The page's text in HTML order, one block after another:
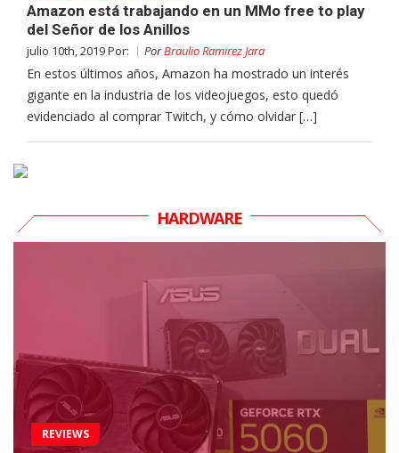
Amazon está trabajando en un MMo free to play
del Señor de los Anillos
julio 10th, 2019 Por: PorBraulio Ramirez Jara
En estos últimos años, Amazon ha mostrado un interés
gigante en la industria de los videojuegos, esto quedó
evidenciado al comprar Twitch, y cómo olvidar […]
HARDWARE
REVIEWS